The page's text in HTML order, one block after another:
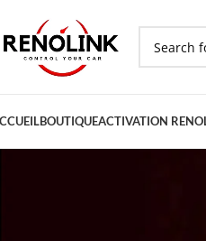
BOUTIQUEACTIVATION